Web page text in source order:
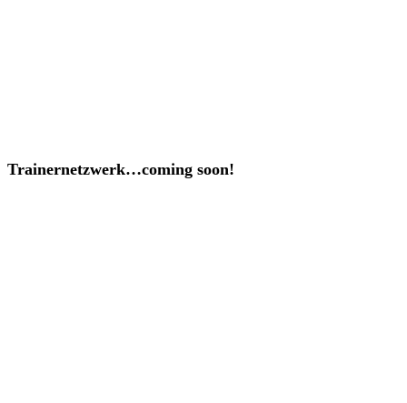
Trainernetzwerk…coming soon!